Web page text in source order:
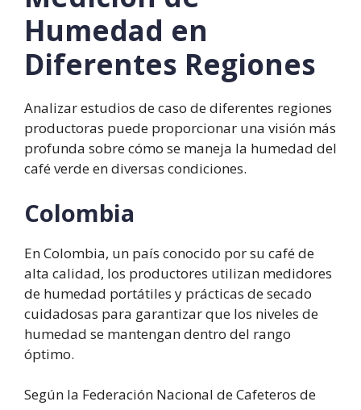
Humedad en
Diferentes Regiones
Analizar estudios de caso de diferentes regiones
productoras puede proporcionar una visión más
profunda sobre cómo se maneja la humedad del
café verde en diversas condiciones.
Colombia
En Colombia, un país conocido por su café de
alta calidad, los productores utilizan medidores
de humedad portátiles y prácticas de secado
cuidadosas para garantizar que los niveles de
humedad se mantengan dentro del rango
óptimo.
Según la Federación Nacional de Cafeteros de